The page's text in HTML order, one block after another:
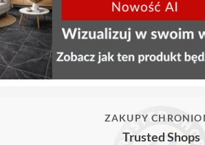
ZAKUPY
Trusted Shops